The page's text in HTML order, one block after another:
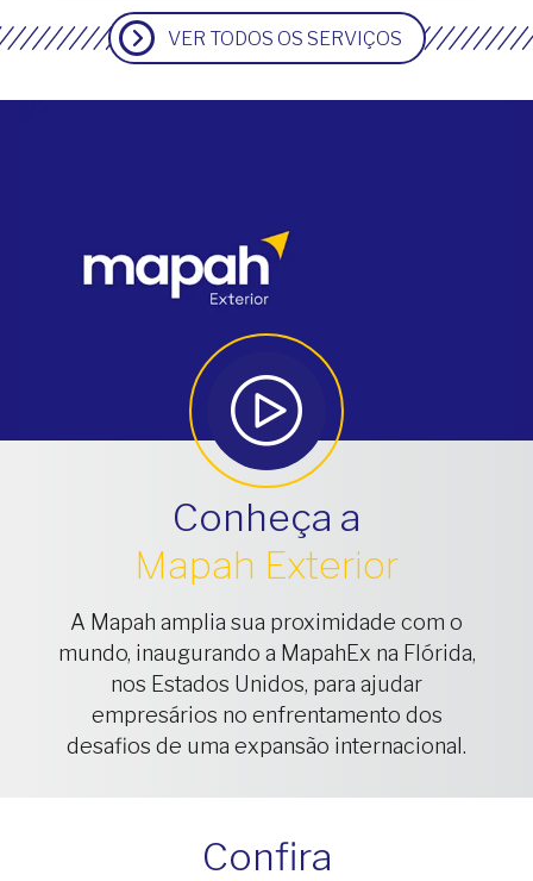
VER TODOS OS SERVIÇOS
Conheça a
Mapah Exterior
A Mapah amplia sua proximidade com o
mundo, inaugurando a MapahEx na Flórida,
nos Estados Unidos, para ajudar
empresários no enfrentamento dos
desafios de uma expansão internacional.
Confira